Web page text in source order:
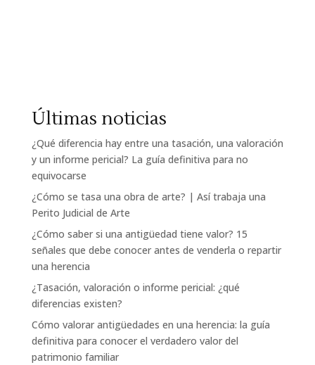
Últimas noticias
¿Qué diferencia hay entre una tasación, una valoración
y un informe pericial? La guía definitiva para no
equivocarse
¿Cómo se tasa una obra de arte? | Así trabaja una
Perito Judicial de Arte
¿Cómo saber si una antigüedad tiene valor? 15
señales que debe conocer antes de venderla o repartir
una herencia
¿Tasación, valoración o informe pericial: ¿qué
diferencias existen?
Cómo valorar antigüedades en una herencia: la guía
definitiva para conocer el verdadero valor del
patrimonio familiar